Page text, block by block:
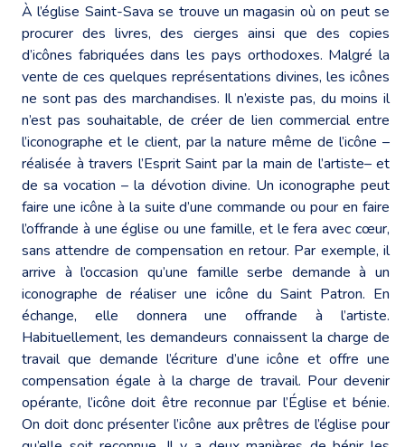
À l’église Saint-Sava se trouve un magasin où on peut se
procurer des livres, des cierges ainsi que des copies
d’icônes fabriquées dans les pays orthodoxes. Malgré la
vente de ces quelques représentations divines, les icônes
ne sont pas des marchandises. Il n’existe pas, du moins il
n’est pas souhaitable, de créer de lien commercial entre
l’iconographe et le client, par la nature même de l’icône –
réalisée à travers l’Esprit Saint par la main de l’artiste– et
de sa vocation – la dévotion divine. Un iconographe peut
faire une icône à la suite d’une commande ou pour en faire
l’offrande à une église ou une famille, et le fera avec cœur,
sans attendre de compensation en retour. Par exemple, il
arrive à l’occasion qu’une famille serbe demande à un
iconographe de réaliser une icône du Saint Patron. En
échange, elle donnera une offrande à l’artiste.
Habituellement, les demandeurs connaissent la charge de
travail que demande l’écriture d’une icône et offre une
compensation égale à la charge de travail. Pour devenir
opérante, l’icône doit être reconnue par l’Église et bénie.
On doit donc présenter l’icône aux prêtres de l’église pour